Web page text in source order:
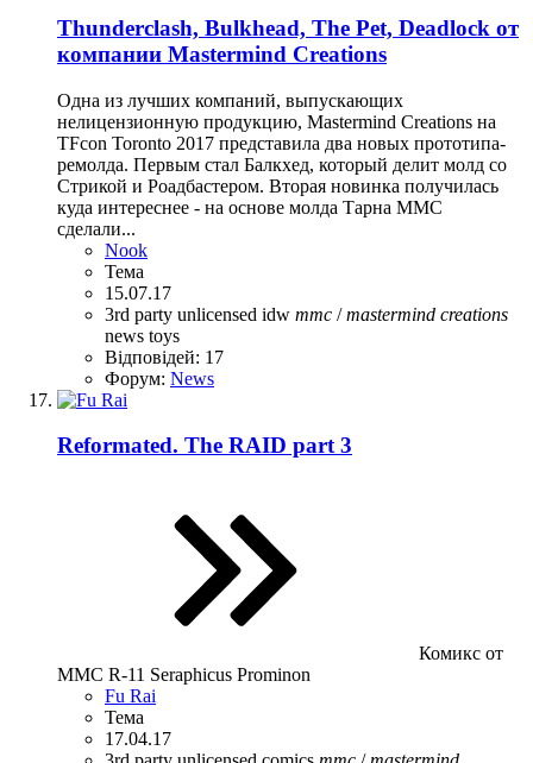
Thunderclash, Bulkhead, The Pet, Deadlock от
компании Mastermind Creations
Одна из лучших компаний, выпускающих
нелицензионную продукцию, Mastermind Creations на
TFcon Toronto 2017 представила два новых прототипа-
ремолда. Первым стал Балкхед, который делит молд со
Стрикой и Роадбастером. Вторая новинка получилась
куда интереснее - на основе молда Тарна ММС
сделали...
Nook
Тема
15.07.17
3rd party unlicensed idw mmc /mastermind creations
news toys
Відповідей: 17
Форум: News
Reformated. The RAID part 3
Комикс от
MMC R-11 Seraphicus Prominon
Fu Rai
Тема
17.04.17